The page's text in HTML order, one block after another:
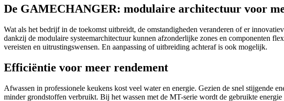
De GAMECHANGER: modulaire architectuur voor
Wat als het bedrijf in de toekomst uitbreidt, de omstandigheden veranderen of er
dankzij de modulaire systeemarchitectuur kunnen afzonderlijke zones en componenten
vereisten en uitrustingswensen. En aanpassing of uitbreiding achteraf is ook mogelijk.
Efficiëntie voor meer rendement
Afwassen in professionele keukens kost veel water en energie. Gezien de snel stijgende
minder grondstoffen verbruikt. Bij het wassen met de MT-serie wordt de gebruikte